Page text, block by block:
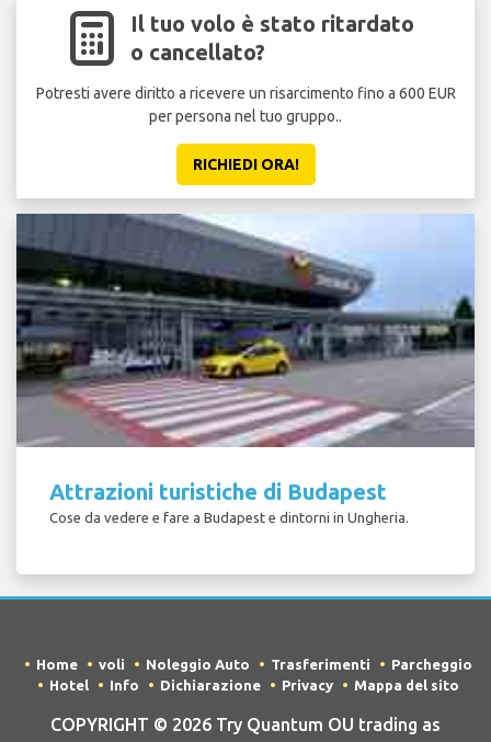
Il tuo volo è stato ritardato
o cancellato?
Potresti avere diritto a ricevere un risarcimento fino a 600 EUR
per persona nel tuo gruppo..
RICHIEDI ORA!
Attrazioni turistiche di Budapest
Home voli Noleggio Auto Trasferimenti
Parcheggio